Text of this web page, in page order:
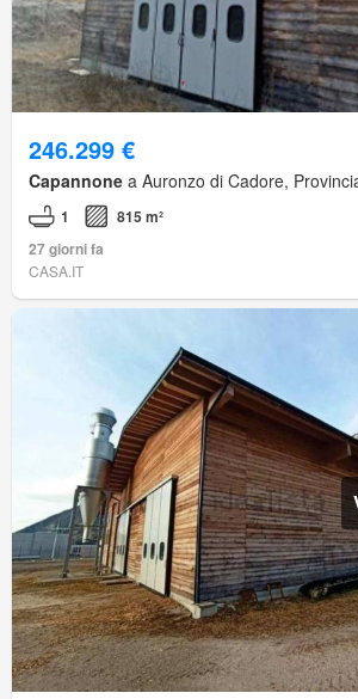
246.299 €
Capannone a Auronzo di Cadore,
1
815 m²
27 giorni fa
CASA.IT